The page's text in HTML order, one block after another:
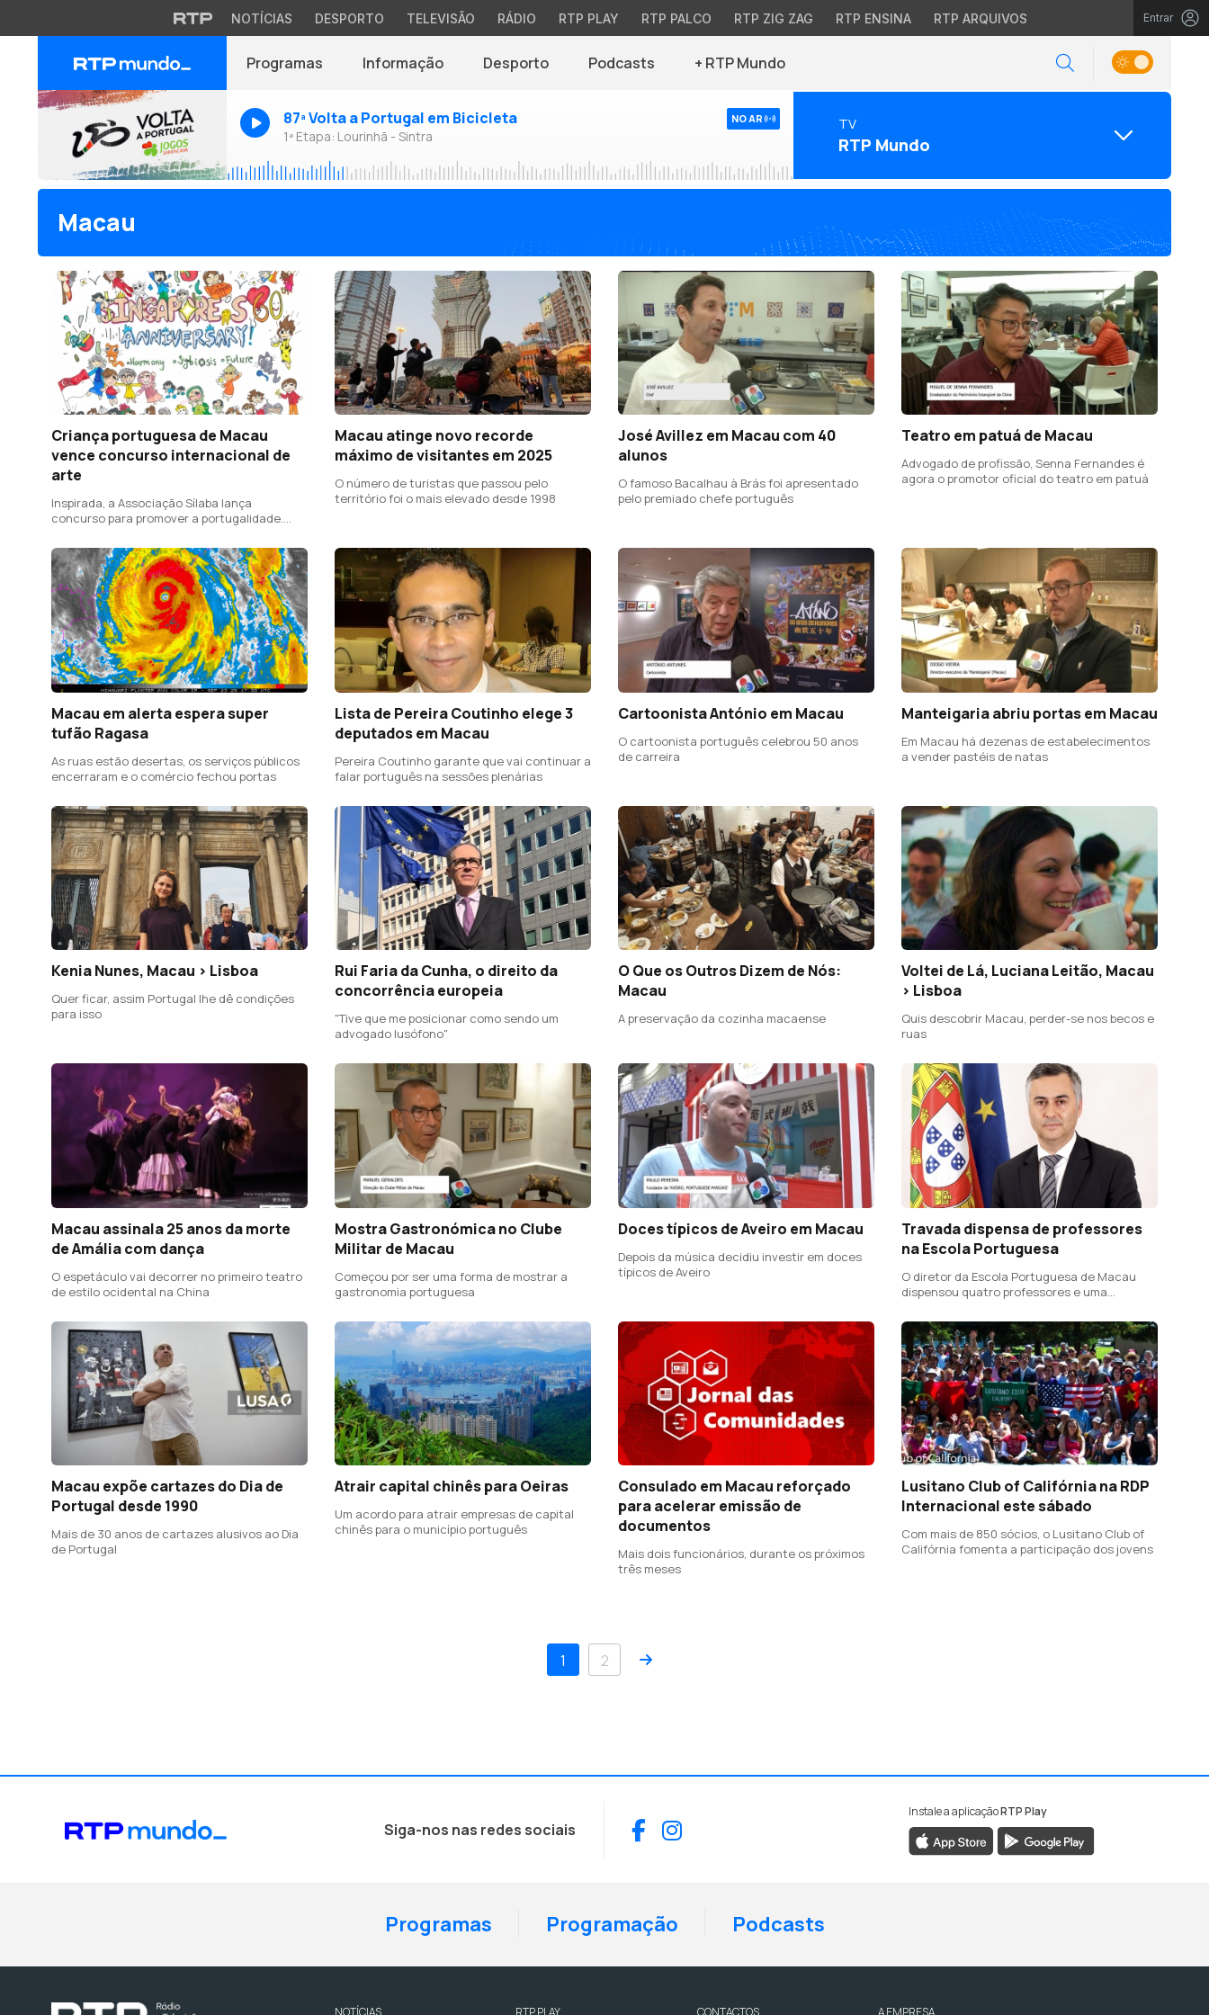
NOTÍCIAS DESPORTO TELEVISÃO RÁDIO RTP PLAY RTP PALCO RTP ZIG ZAG RTP ENSINA RTP ARQUIVOS Entrar
Programas Informação Desporto Podcasts + RTP Mundo
87ª Volta a Portugal em Bicicleta
1ª Etapa: Lourinhã - Sintra
NO AR TV
RTP Mundo
Macau
Criança portuguesa de Macau
vence concurso internacional de
arte
Inspirada, a Associação Sílaba lança
concurso para promover a portugalidade.
em melhores dias.
Macau atinge novo recorde
máximo de visitantes em 2025
O número de turistas que passou pelo
território foi o mais elevado desde 1998
José Avillez em Macau com 40
alunos
O famoso Bacalhau à Brás foi apresentado
pelo premiado chefe português
Teatro em patuá de Macau
Advogado de profissão, Senna Fernandes é
agora o promotor oficial do teatro em patuá
Macau em alerta espera super
tufão Ragasa
As ruas estão desertas, os serviços públicos
encerraram e o comércio fechou portas
Lista de Pereira Coutinho elege 3
deputados em Macau
Pereira Coutinho garante que vai continuar a
falar português na sessões plenárias
Cartoonista António em Macau
O cartoonista português celebrou 50 anos
de carreira
Manteigaria abriu portas em Macau
Em Macau há dezenas de estabelecimentos
a vender pastéis de natas
Kenia Nunes, Macau > Lisboa
Quer ficar, assim Portugal lhe dê condições
para isso
Rui Faria da Cunha, o direito da
concorrência europeia
"Tive que me posicionar como sendo um
advogado lusófono"
O Que os Outros Dizem de Nós:
Macau
A preservação da cozinha macaense
Voltei de Lá, Luciana Leitão, Macau
> Lisboa
Quis descobrir Macau, perder-se nos becos e
ruas
Macau assinala 25 anos da morte
de Amália com dança
O espetáculo vai decorrer no primeiro teatro
de estilo ocidental na China
Mostra Gastronómica no Clube
Militar de Macau
Começou por ser uma forma de mostrar a
gastronomia portuguesa
Doces típicos de Aveiro em Macau
Depois da música decidiu investir em doces
típicos de Aveiro
Travada dispensa de professores
na Escola Portuguesa
O diretor da Escola Portuguesa de Macau
dispensou quatro professores e uma
Educação, Ciência e Inovação reverteu a
decisão.
Macau expõe cartazes do Dia de
Portugal desde 1990
Mais de 30 anos de cartazes alusivos ao Dia
de Portugal
Atrair capital chinês para Oeiras
Um acordo para atrair empresas de capital
chinês para o município português
Consulado em Macau reforçado
para acelerar emissão de
documentos
Mais dois funcionários, durante os próximos
três meses
Lusitano Club of Califórnia na RDP
Internacional este sábado
Com mais de 850 sócios, o Lusitano Club of
Califórnia fomenta a participação dos jovens
1 2 Próximo
Siga-nos nas redes sociais Facebook
Instagram
Instale a aplicaçãoRTP Play
Programas Programação Podcasts
NOTÍCIAS RTP PLAY CONTACTOS A EMPRESA